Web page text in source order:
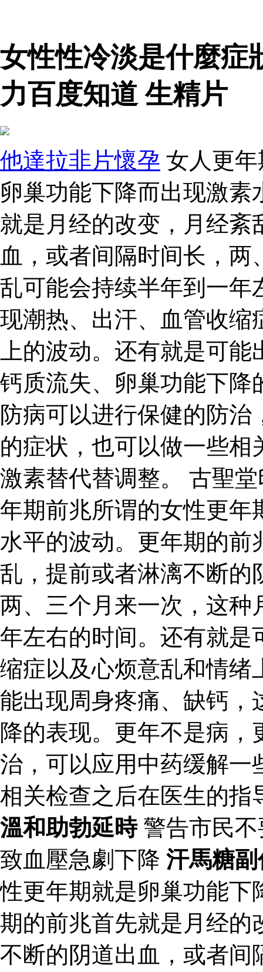
女性性冷淡是什麼症
力百度知道 生精片
他達拉非片懷孕 女人更
卵巢功能下降而出现激
就是月经的改变，月经紊
血，或者间隔时间长，
乱可能会持续半年到一年
现潮热、出汗、血管收缩
上的波动。还有就是可
钙质流失、卵巢功能下降
防病可以进行保健的防
的症状，也可以做一些
激素替代替调整。 古聖
年期前兆所谓的女性更年
水平的波动。更年期的前
乱，提前或者淋漓不断的
两、三个月来一次，这种
年左右的时间。还有就是
缩症以及心烦意乱和情绪
能出现周身疼痛、缺钙，
降的表现。更年不是病
治，可以应用中药缓解一
相关检查之后在医生的指
溫和助勃延時警告市民不
致血壓急劇下降 汗馬糖
性更年期就是卵巢功能下
期的前兆首先就是月经的
不断的阴道出血，或者间